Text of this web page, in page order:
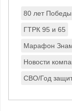
80 лет Победы
ГТРК 95 и 65
Марафон
Новости
СВО/Год